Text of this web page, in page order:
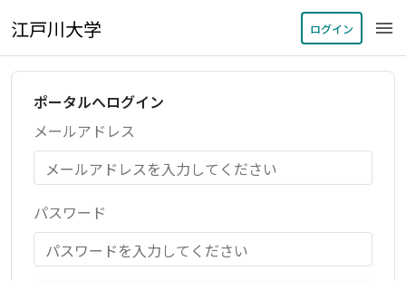
江戸川大学 ログイン menu
ポータルへログイン
メールアドレス
パスワード